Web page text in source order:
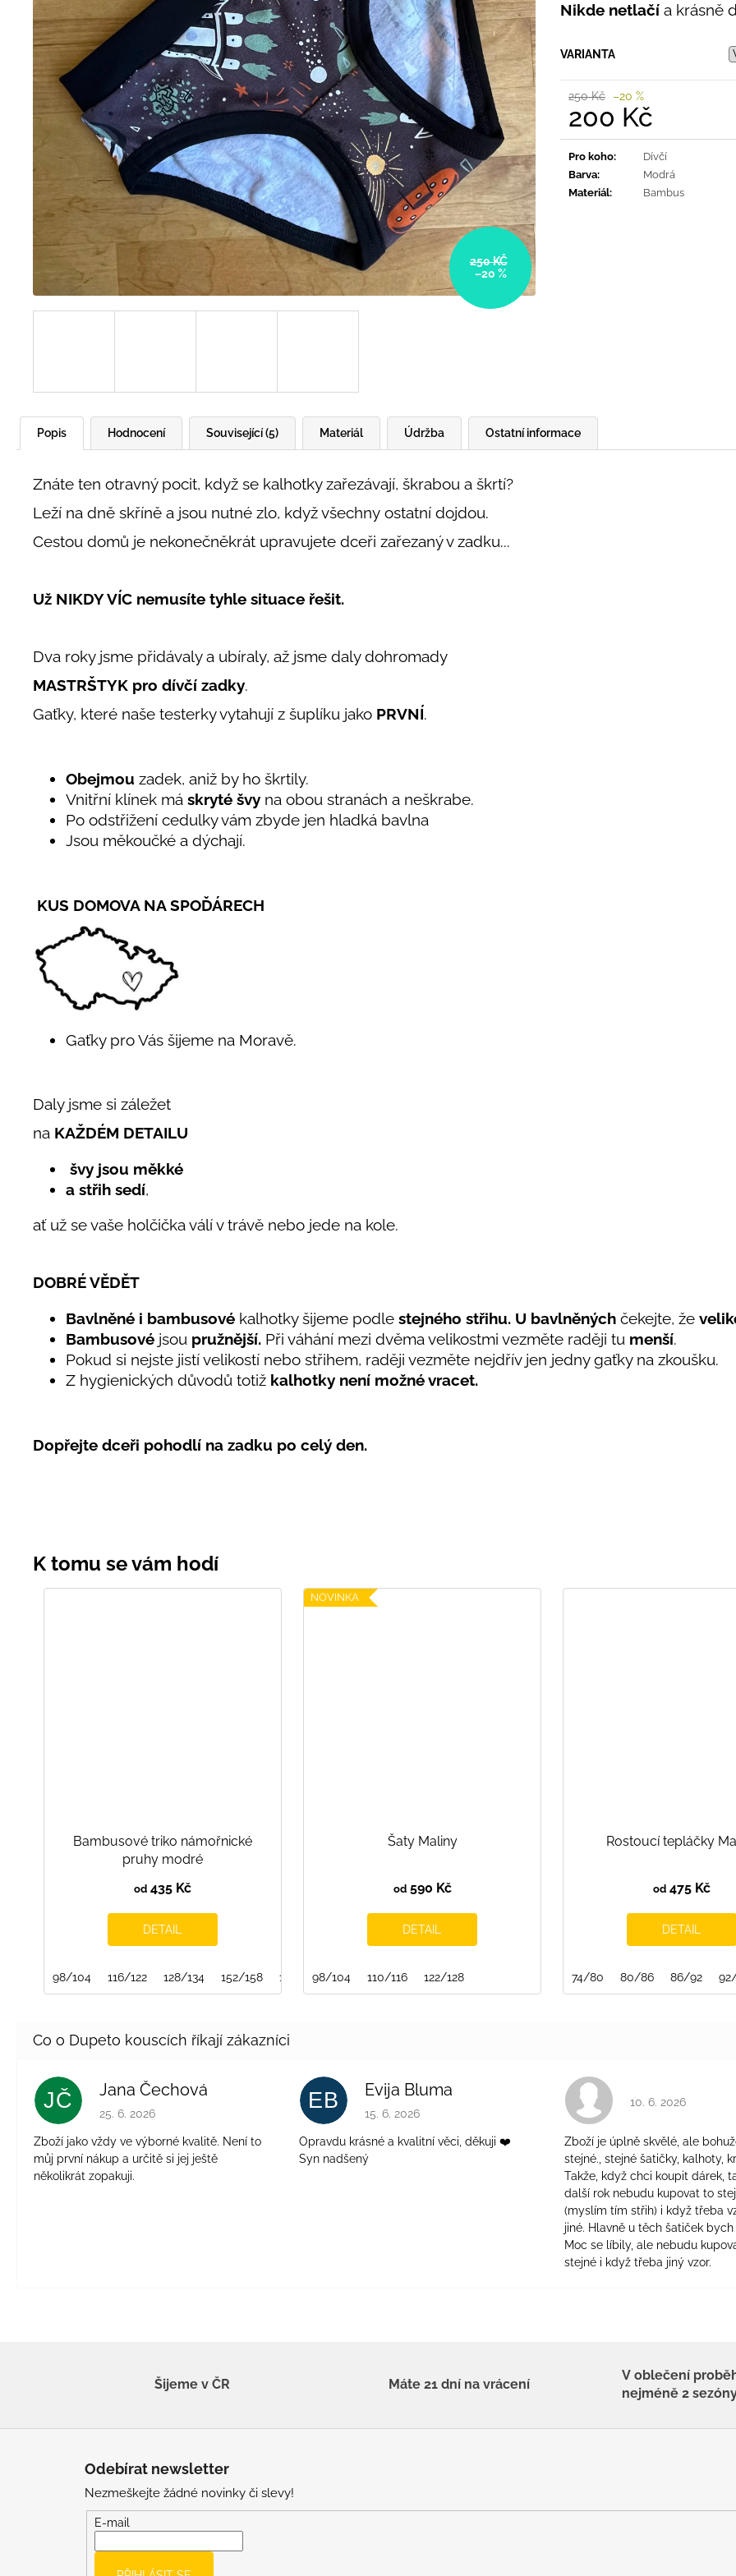
Nikde netlačí a krásně
VARIANTA
250 Kč –20 %
200 Kč
Měrná
cena:
Pro koho:
Dívčí
Barva:
Modrá
Materiál: Bambus
250 KČ
–20 %
Popis Hodnocení Související (5) Ostatní informace
Materiál Údržba
Znáte ten otravný pocit, když se kalhotky zařezávají, škrabou a škrtí?
Leží na dně skříně a jsou nutné zlo, když všechny ostatní dojdou.
Cestou domů je nekonečněkrát upravujete dceři zařezaný v zadku...
Už NIKDY VÍC nemusíte tyhle situace řešit.
Dva roky jsme přidávaly a ubíraly, až jsme daly dohromady
MASTRŠTYK pro dívčí zadky.
Gaťky, které naše testerky vytahují z šuplíku jako PRVNÍ.
Obejmou zadek, aniž by ho škrtily.
Vnitřní klínek má skryté švy na obou stranách a neškrabe.
Po odstřižení cedulky vám zbyde jen hladká bavlna
Jsou měkoučké a dýchají.
KUS DOMOVA NA SPOĎÁRECH
Gaťky pro Vás šijeme na Moravě.
Daly jsme si záležet
na KAŽDÉM DETAILU
švy jsou měkké
a střih sedí,
ať už se vaše holčička válí v trávě nebo jede na kole.
DOBRÉ VĚDĚT
Bavlněné i bambusové kalhotky šijeme podle stejného střihu. U bavlněných čekejte, že
Bambusové jsou pružnější. Při váhání mezi dvěma velikostmi vezměte raději tu menší.
Pokud si nejste jistí velikostí nebo střihem, raději vezměte nejdřív jen jedny gaťky na zkoušku.
Z hygienických důvodů totiž kalhotky není možné vracet.
Dopřejte dceři pohodlí na zadku po celý den.
Bambusové triko námořnické
pruhy modré
od 435 Kč
DETAIL
98/104 116/122 128/134 152/158 158/164
NOVINKA
Šaty Maliny
od590 Kč
DETAIL
98/104 110/116 122/128
Rostoucí tepláčky
od 475 Kč
DETAIL
74/80 80/86 86/92
JČ Jana Čechová
Hodnocení obchodu je 5 z 5 hvězdiček.
25. 6. 2026
Zboží jako vždy ve výborné kvalitě. Není to
můj první nákup a určitě si jej ještě
několikrát zopakuji.
EB Evija Bluma
Hodnocení obchodu je 5 z 5 hvězdiček.
15. 6. 2026
Opravdu krásné a kvalitní věci, děkuji ❤️
Syn nadšený
Hodnocení
10. 6. 2026
Zboží je úplně skvělé, ale
stejné., stejné šatičky, kalhoty,
Takže, když chci koupit dárek,
další rok nebudu kupovat to
(myslím tím střih) i když třeba
jiné. Hlavně u těch šatiček
Moc se líbily, ale nebudu
stejné i když třeba jiný vzor.
395 Kč
395 Kč
Šijeme v ČR Máte 21 dní na vrácení
V oblečení
nejméně 2
Odebírat newsletter
Nezmeškejte žádné novinky či slevy!
E-mail